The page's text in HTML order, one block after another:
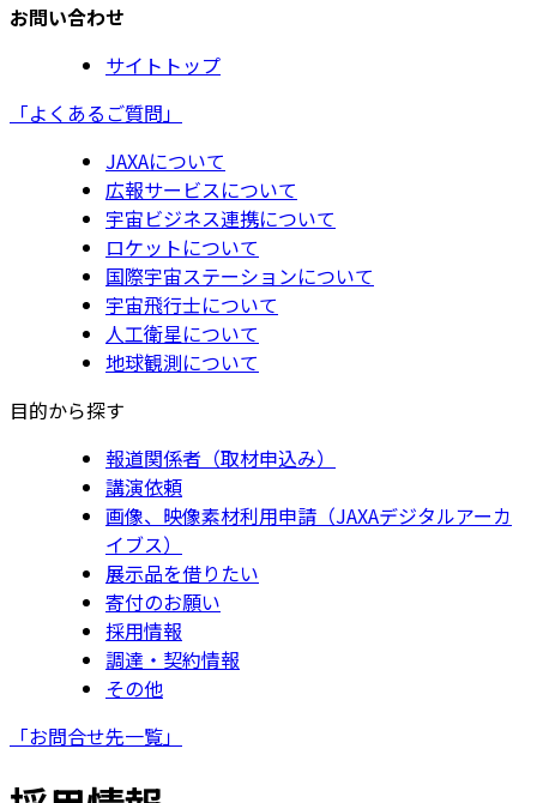
お問い合わせ
サイトトップ
「よくあるご質問」
JAXAについて
広報サービスについて
宇宙ビジネス連携について
ロケットについて
国際宇宙ステーションについて
宇宙飛行士について
人工衛星について
地球観測について
目的から探す
報道関係者（取材申込み）
講演依頼
画像、映像素材利用申請（JAXAデジタルアーカ
イブス）
展示品を借りたい
寄付のお願い
採用情報
調達・契約情報
その他
「お問合せ先一覧」